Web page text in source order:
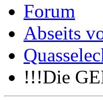
Forum
Abseits
!!!Die